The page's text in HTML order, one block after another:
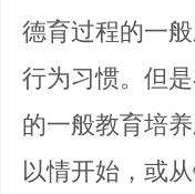
德育过程的一
行为习惯。但
的一般教育培
以情开始，或